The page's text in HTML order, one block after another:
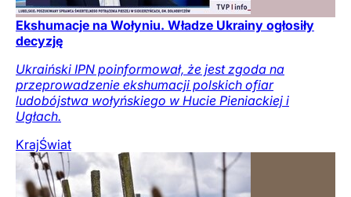
Ekshumacje na Wołyniu. Władze Ukrainy ogłosiły
decyzję
Ukraiński IPN poinformował, że jest zgoda na
przeprowadzenie ekshumacji polskich ofiar
ludobójstwa wołyńskiego w Hucie Pieniackiej i
Ugłach.
KrajŚwiat